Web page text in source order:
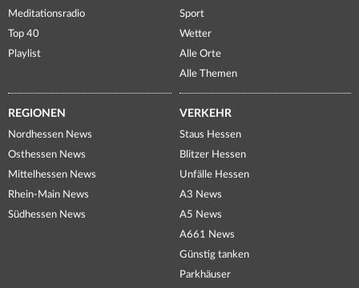
Meditationsradio
Top 40
Playlist
Sport
Wetter
Alle Orte
Alle Themen
REGIONEN
Nordhessen News
Osthessen News
Mittelhessen News
Rhein-Main News
Südhessen News
VERKEHR
Staus Hessen
Blitzer Hessen
Unfälle Hessen
A3 News
A5 News
A661 News
Günstig tanken
Parkhäuser